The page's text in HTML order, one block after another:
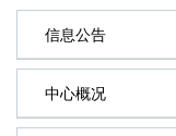
信息公告
中心概况